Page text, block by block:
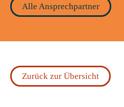
Alle Ansprechpartner
Zurück zur Übersicht